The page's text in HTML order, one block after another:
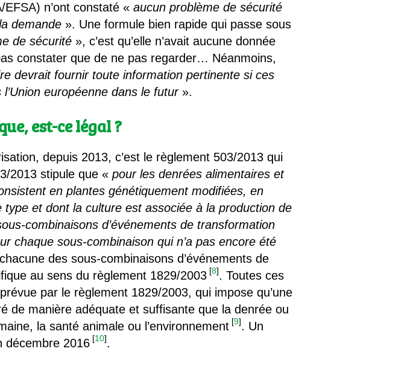
EFSA) n’ont constaté «aucun problème de sécurité
demande ». Une formule bien rapide qui passe sous
de sécurité », c’est qu’elle n’avait aucune donnée
constater que de ne pas regarder… Néanmoins,
devrait fournir toute information pertinente si ces
européenne dans le futur».
est-ce légal ?
depuis 2013, c’est le règlement 503/2013 qui
2013 stipule que «pour les denrées alimentaires et
en plantes génétiquement modifiées, en
et dont la culture est associée à la production de
combinaisons d’événements de transformation
chaque sous-combinaison qui n’a pas encore été
des sous-combinaisons d’événements de
au sens du règlement 1829/2003 [8]. Toutes ces
par le règlement 1829/2003, qui impose qu’une
de manière adéquate et suffisante que la denrée ou
la santé animale ou l’environnement [9]. Un
décembre 2016 [10].